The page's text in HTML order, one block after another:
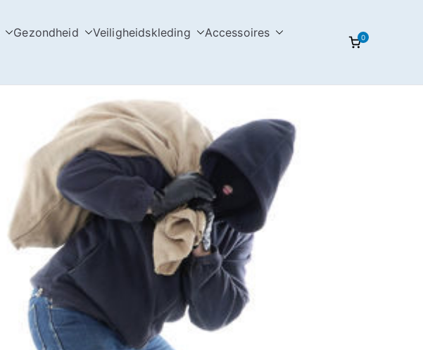
Gezondheid Veiligheidskleding
Accessoires
0